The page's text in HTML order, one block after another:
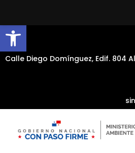
Abrir barra de
Calle Diego Domínguez, Edif. 804